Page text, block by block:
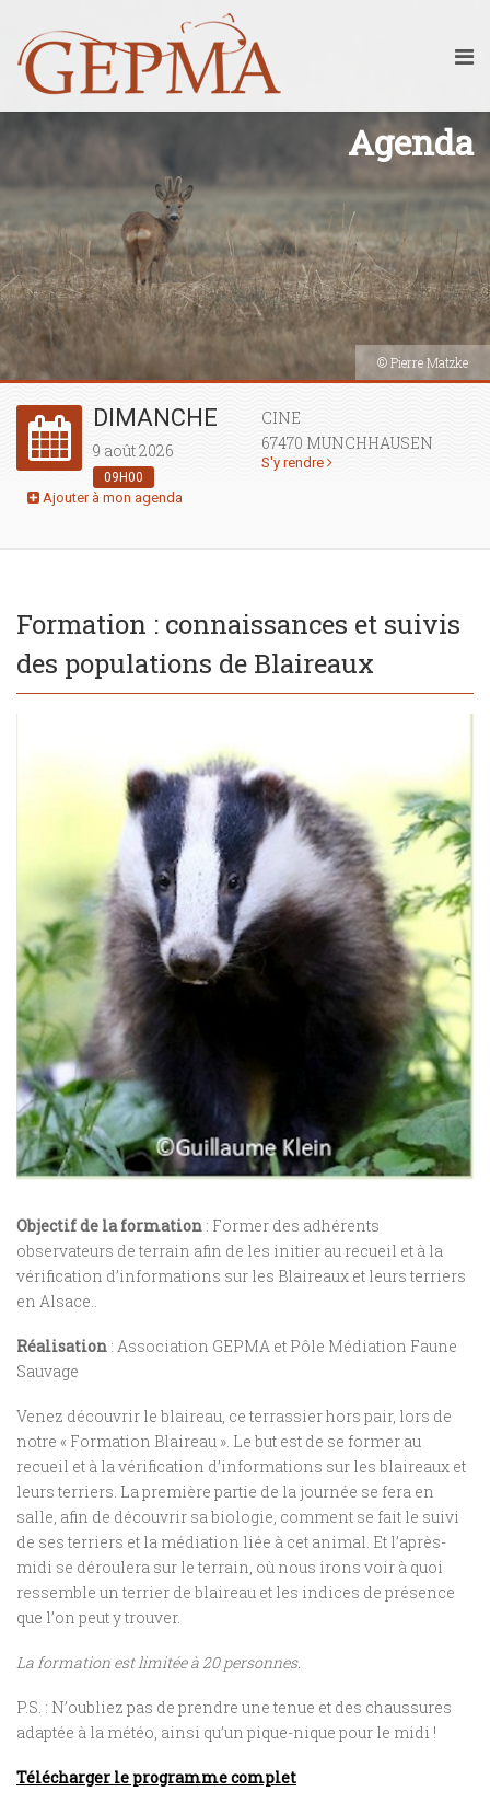
© Pierre Matzke
Agenda
DIMANCHE
9 août 2026
09H00
Ajouter à mon agenda
CINE
67470 MUNCHHAUSEN
S'y rendre
Formation : connaissances et suivis
des populations de Blaireaux
Objectif de la formation : Former des adhérents
observateurs de terrain afin de les initier au recueil et à la
vérification d’informations sur les Blaireaux et leurs terriers
en Alsace..
Réalisation : Association GEPMA et Pôle Médiation Faune
Sauvage
Venez découvrir le blaireau, ce terrassier hors pair, lors de
notre « Formation Blaireau ». Le but est de se former au
recueil et à la vérification d’informations sur les blaireaux et
leurs terriers. La première partie de la journée se fera en
salle, afin de découvrir sa biologie, comment se fait le suivi
de ses terriers et la médiation liée à cet animal. Et l’après-
midi se déroulera sur le terrain, où nous irons voir à quoi
ressemble un terrier de blaireau et les indices de présence
que l’on peut y trouver.
La formation est limitée à 20 personnes.
P.S. : N’oubliez pas de prendre une tenue et des chaussures
adaptée à la météo, ainsi qu’un pique-nique pour le midi !
Télécharger le programme complet